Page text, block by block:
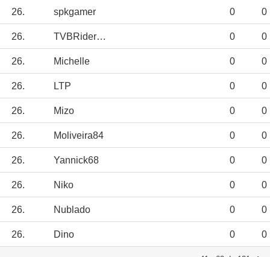
26. spkgamer 0 0
26. TVBRiderJED12 0 0
26. Michelle 0 0
26. LTP 0 0
26. Mizo 0 0
26. Moliveira84 0 0
26. Yannick68 0 0
26. Niko 0 0
26. Nublado 0 0
26. Dino 0 0